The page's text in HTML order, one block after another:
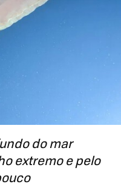
do mar
extremo e pelo